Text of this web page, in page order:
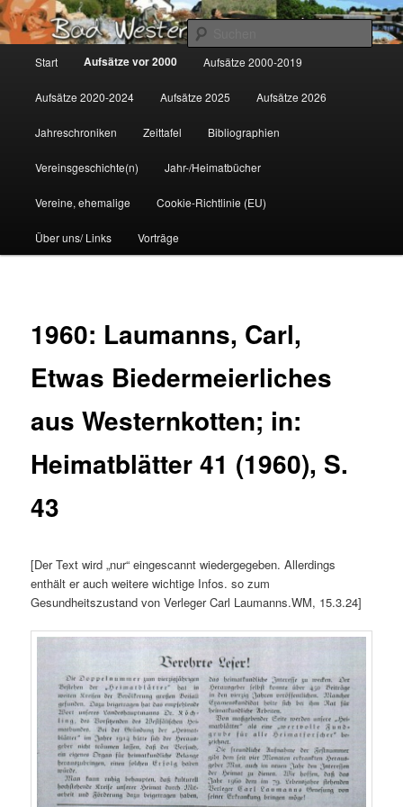
Zum
primären
Inhalt
springen
Gemeinsam für Bad Westernkotten
Start Aufsätze vor 2000 Aufsätze 2000-2019
Aufsätze 2020-2024 Aufsätze 2025 Aufsätze 2026
Jahreschroniken Zeittafel Bibliographien
Vereinsgeschichte(n) Jahr-/Heimatbücher
Vereine, ehemalige Cookie-Richtlinie (EU)
Über uns/ Links Vorträge
1960: Laumanns, Carl,
Etwas Biedermeierliches
aus Westernkotten; in:
Heimatblätter 41 (1960), S.
43
[Der Text wird „nur“ eingescannt wiedergegeben. Allerdings
enthält er auch weitere wichtige Infos. so zum
Gesundheitszustand von Verleger Carl Laumanns.WM, 15.3.24]